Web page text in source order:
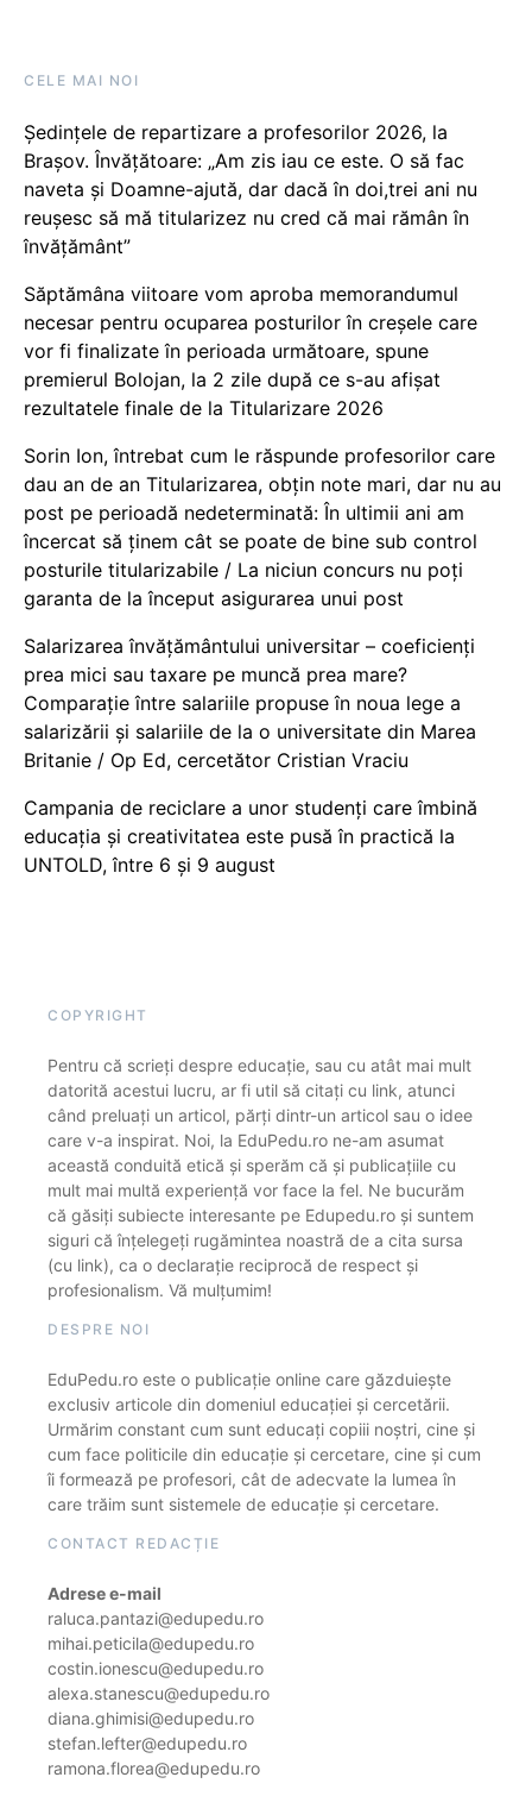
CELE MAI NOI
Ședințele de repartizare a profesorilor 2026, la
Brașov. Învățătoare: „Am zis iau ce este. O să fac
naveta și Doamne-ajută, dar dacă în doi,trei ani nu
reușesc să mă titularizez nu cred că mai rămân în
învățământ”
Săptămâna viitoare vom aproba memorandumul
necesar pentru ocuparea posturilor în creșele care
vor fi finalizate în perioada următoare, spune
premierul Bolojan, la 2 zile după ce s-au afișat
rezultatele finale de la Titularizare 2026
Sorin Ion, întrebat cum le răspunde profesorilor care
dau an de an Titularizarea, obțin note mari, dar nu au
post pe perioadă nedeterminată: În ultimii ani am
încercat să ținem cât se poate de bine sub control
posturile titularizabile / La niciun concurs nu poți
garanta de la început asigurarea unui post
Salarizarea învățământului universitar – coeficienți
prea mici sau taxare pe muncă prea mare?
Comparație între salariile propuse în noua lege a
salarizării și salariile de la o universitate din Marea
Britanie / Op Ed, cercetător Cristian Vraciu
Campania de reciclare a unor studenți care îmbină
educația și creativitatea este pusă în practică la
UNTOLD, între 6 și 9 august
COPYRIGHT
Pentru că scrieți despre educație, sau cu atât mai mult
datorită acestui lucru, ar fi util să citați cu link, atunci
când preluați un articol, părți dintr-un articol sau o idee
care v-a inspirat. Noi, la EduPedu.ro ne-am asumat
această conduită etică și sperăm că și publicațiile cu
mult mai multă experiență vor face la fel. Ne bucurăm
că găsiți subiecte interesante pe Edupedu.ro și suntem
siguri că înțelegeți rugămintea noastră de a cita sursa
(cu link), ca o declarație reciprocă de respect și
profesionalism. Vă mulțumim!
DESPRE NOI
EduPedu.ro este o publicație online care găzduiește
exclusiv articole din domeniul educației și cercetării.
Urmărim constant cum sunt educați copiii noștri, cine și
cum face politicile din educație și cercetare, cine și cum
îi formează pe profesori, cât de adecvate la lumea în
care trăim sunt sistemele de educație și cercetare.
CONTACT REDACȚIE
Adrese e-mail
raluca.pantazi@edupedu.ro
mihai.peticila@edupedu.ro
costin.ionescu@edupedu.ro
alexa.stanescu@edupedu.ro
diana.ghimisi@edupedu.ro
stefan.lefter@edupedu.ro
ramona.florea@edupedu.ro